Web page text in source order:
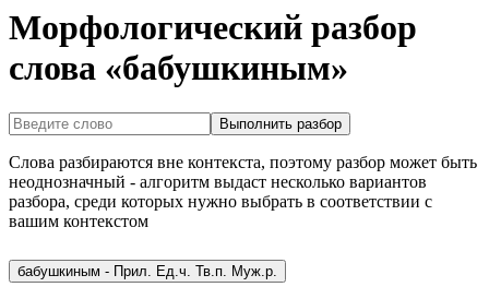
Морфологический разбор
слова «бабушкиным»
Выполнить разбор
Слова разбираются вне контекста, поэтому разбор может быть
неоднозначный - алгоритм выдаст несколько вариантов
разбора, среди которых нужно выбрать в соответствии с
вашим контекстом
бабушкиным - Прил. Ед.ч. Тв.п. Муж.р.